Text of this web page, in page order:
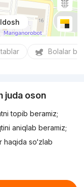
Bolalar
juda oson
topib beramiz;
aniqlab beramiz;
so‘zlab